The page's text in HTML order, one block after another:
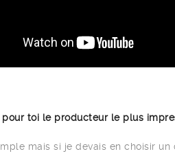
pour toi le producteur le plus
mais si je devais en choisir